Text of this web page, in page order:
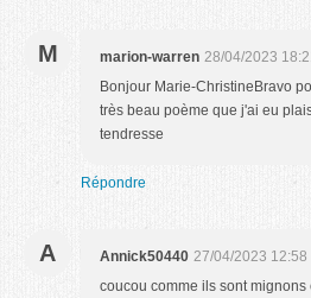
M marion-warren 28/04/2023
Bonjour Marie-ChristineBravo
très beau poème que j'ai eu
tendresse
Répondre
A Annick50440 27/04/2023 12:58
coucou comme ils sont